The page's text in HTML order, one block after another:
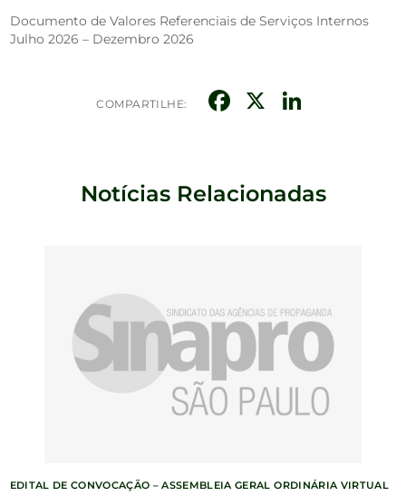
Documento de Valores Referenciais de Serviços Internos
Julho 2026 – Dezembro 2026
COMPARTILHE: Facebook
X
Notícias Relacionadas
EDITAL DE CONVOCAÇÃO – ASSEMBLEIA GERAL ORDINÁRIA VIRTUAL